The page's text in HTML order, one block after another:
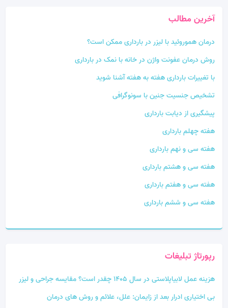
آخرین مطالب
درمان هموروئید با لیزر در بارداری ممکن است؟
روش درمان عفونت واژن در خانه با نمک در بارداری
با تغییرات بارداری هفته به هفته آشنا شوید
تشخیص جنسیت جنین با سونوگرافی
پیشگیری از دیابت بارداری
هفته چهلم بارداری
هفته سی و نهم بارداری
هفته سی و هشتم بارداری
هفته سی و هفتم بارداری
هفته سی و ششم بارداری
رپورتاژ تبلیغات
هزینه عمل لابیاپلاستی در سال 1405 چقدر است؟ مقایسه جراحی و لیزر
بی‌ اختیاری ادرار بعد از زایمان: علل، علائم و روش‌ های درمان